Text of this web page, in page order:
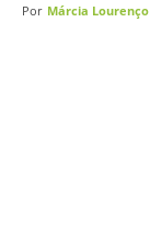
Por Márcia Lourenço